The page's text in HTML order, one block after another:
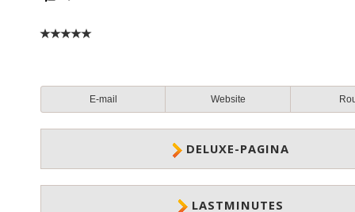
E-mail Website
DELUXE-PAGINA
LASTMINUTES